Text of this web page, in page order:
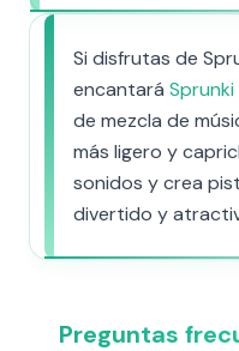
Si disfrutas de
encantará
de mezcla de
más ligero y
sonidos y crea
divertido y
Preguntas